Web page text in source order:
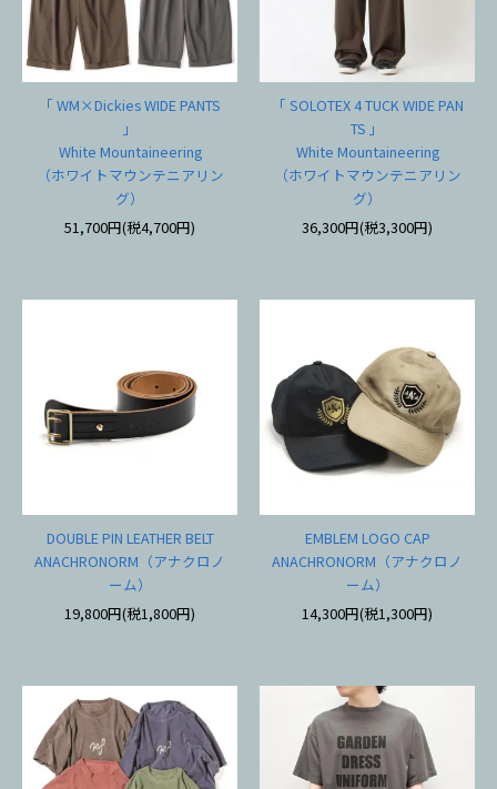
「 WM×Dickies WIDE PANTS
」
White Mountaineering
（ホワイトマウンテニアリン
グ）
51,700円(税4,700円)
「 SOLOTEX 4 TUCK WIDE PAN
TS 」
White Mountaineering
（ホワイトマウンテニアリン
グ）
36,300円(税3,300円)
DOUBLE PIN LEATHER BELT
ANACHRONORM（アナクロノ
ーム）
19,800円(税1,800円)
EMBLEM LOGO CAP
ANACHRONORM（アナクロノ
ーム）
14,300円(税1,300円)